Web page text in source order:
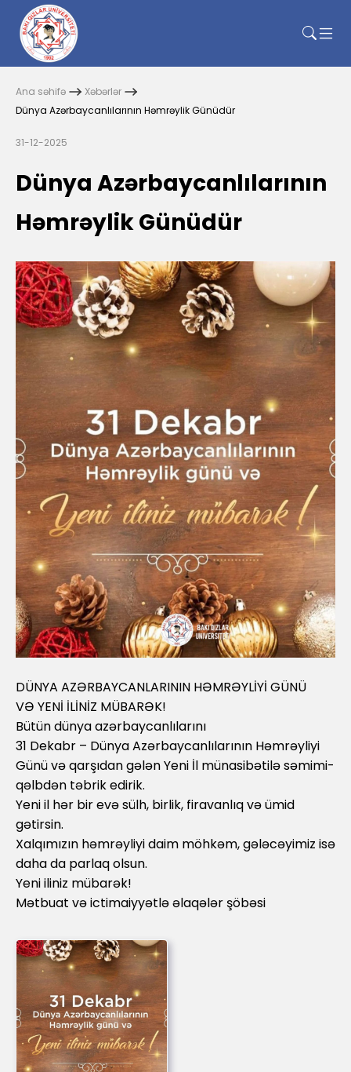
Ana səhifə
Xəbərlər
Dünya Azərbaycanlılarının Həmrəylik Günüdür
31-12-2025
Dünya Azərbaycanlılarının
Həmrəylik Günüdür
DÜNYA AZƏRBAYCANLARININ HƏMRƏYLİYİ GÜNÜ
VƏ YENİ İLİNİZ MÜBARƏK!
Bütün dünya azərbaycanlılarını
31 Dekabr – Dünya Azərbaycanlılarının Həmrəyliyi
Günü və qarşıdan gələn Yeni İl münasibətilə səmimi-
qəlbdən təbrik edirik.
Yeni il hər bir evə sülh, birlik, firavanlıq və ümid
gətirsin.
Xalqımızın həmrəyliyi daim möhkəm, gələcəyimiz isə
daha da parlaq olsun.
Yeni iliniz mübarək!
Mətbuat və ictimaiyyətlə əlaqələr şöbəsi